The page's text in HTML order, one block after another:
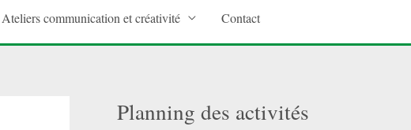
Ateliers communication et créativité Contact
Planning des activités